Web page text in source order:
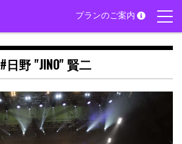
プランのご案内
#日野 "JINO" 賢二